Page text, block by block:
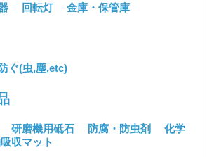
回転灯 金庫・保管庫
防ぐ(虫,塵,etc)
研磨機用砥石 防腐・防虫剤
化学
収マット